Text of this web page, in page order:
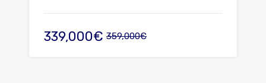
339,000€ 359,000€